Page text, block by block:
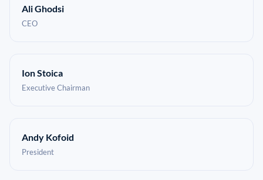
Ali Ghodsi
CEO
Ion Stoica
Executive Chairman
Andy Kofoid
President